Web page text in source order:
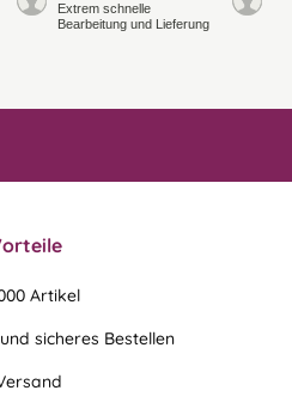
Extrem schnelle
Bearbeitung und Lieferung
Artikel
sicheres Bestellen